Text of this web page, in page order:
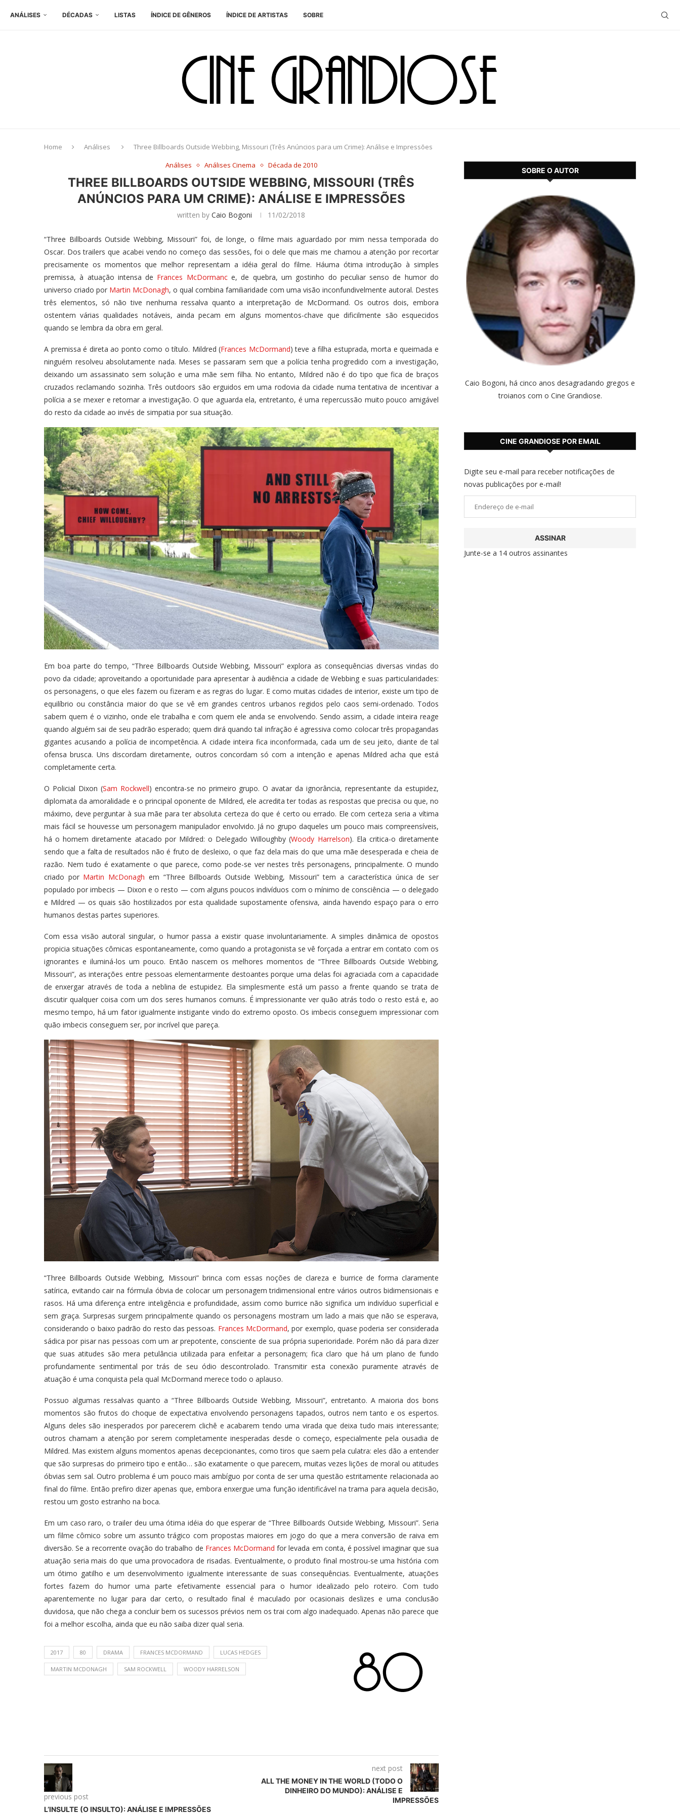
ANÁLISES DÉCADAS LISTAS ÍNDICE DE GÊNEROS ÍNDICE DE ARTISTAS SOBRE
Home Análises
Three Billboards Outside Webbing, Missouri (Três Anúncios para um Crime): Análise e Impressões
Análises
Análises Cinema Década de 2010
THREE BILLBOARDS OUTSIDE WEBBING, MISSOURI (TRÊS
ANÚNCIOS PARA UM CRIME): ANÁLISE E IMPRESSÕES
written byCaio Bogoni 11/02/2018
“Three Billboards Outside Webbing, Missouri” foi, de longe, o filme mais aguardado por mim nessa temporada do
Oscar. Dos trailers que acabei vendo no começo das sessões, foi o dele que mais me chamou a atenção por recortar
precisamente os momentos que melhor representam a idéia geral do filme. Háuma ótima introdução à simples
premissa, à atuação intensa de Frances McDormance, de quebra, um gostinho do peculiar senso de humor do
universo criado por Martin McDonagh, o qual combina familiaridade com uma visão inconfundivelmente autoral. Destes
três elementos, só não tive nenhuma ressalva quanto a interpretação de McDormand. Os outros dois, embora
ostentem várias qualidades notáveis, ainda pecam em alguns momentos-chave que dificilmente são esquecidos
quando se lembra da obra em geral.
A premissa é direta ao ponto como o título. Mildred (Frances McDormand) teve a filha estuprada, morta e queimada e
ninguém resolveu absolutamente nada. Meses se passaram sem que a polícia tenha progredido com a investigação,
deixando um assassinato sem solução e uma mãe sem filha. No entanto, Mildred não é do tipo que fica de braços
cruzados reclamando sozinha. Três outdoors são erguidos em uma rodovia da cidade numa tentativa de incentivar a
polícia a se mexer e retomar a investigação. O que aguarda ela, entretanto, é uma repercussão muito pouco amigável
do resto da cidade ao invés de simpatia por sua situação.
Em boa parte do tempo, “Three Billboards Outside Webbing, Missouri” explora as consequências diversas vindas do
povo da cidade; aproveitando a oportunidade para apresentar à audiência a cidade de Webbing e suas particularidades:
os personagens, o que eles fazem ou fizeram e as regras do lugar. E como muitas cidades de interior, existe um tipo de
equilíbrio ou constância maior do que se vê em grandes centros urbanos regidos pelo caos semi-ordenado. Todos
sabem quem é o vizinho, onde ele trabalha e com quem ele anda se envolvendo. Sendo assim, a cidade inteira reage
quando alguém sai de seu padrão esperado; quem dirá quando tal infração é agressiva como colocar três propagandas
gigantes acusando a polícia de incompetência. A cidade inteira fica inconformada, cada um de seu jeito, diante de tal
ofensa brusca. Uns discordam diretamente, outros concordam só com a intenção e apenas Mildred acha que está
completamente certa.
O Policial Dixon (Sam Rockwell) encontra-se no primeiro grupo. O avatar da ignorância, representante da estupidez,
diplomata da amoralidade e o principal oponente de Mildred, ele acredita ter todas as respostas que precisa ou que, no
máximo, deve perguntar à sua mãe para ter absoluta certeza do que é certo ou errado. Ele com certeza seria a vítima
mais fácil se houvesse um personagem manipulador envolvido. Já no grupo daqueles um pouco mais compreensíveis,
há o homem diretamente atacado por Mildred: o Delegado Willoughby (Woody Harrelson). Ela critica-o diretamente
sendo que a falta de resultados não é fruto de desleixo, o que faz dela mais do que uma mãe desesperada e cheia de
razão. Nem tudo é exatamente o que parece, como pode-se ver nestes três personagens, principalmente. O mundo
criado por Martin McDonagh em “Three Billboards Outside Webbing, Missouri” tem a característica única de ser
populado por imbecis — Dixon e o resto — com alguns poucos indivíduos com o mínimo de consciência — o delegado
e Mildred — os quais são hostilizados por esta qualidade supostamente ofensiva, ainda havendo espaço para o erro
humanos destas partes superiores.
Com essa visão autoral singular, o humor passa a existir quase involuntariamente. A simples dinâmica de opostos
propicia situações cômicas espontaneamente, como quando a protagonista se vê forçada a entrar em contato com os
ignorantes e iluminá-los um pouco. Então nascem os melhores momentos de “Three Billboards Outside Webbing,
Missouri”, as interações entre pessoas elementarmente destoantes porque uma delas foi agraciada com a capacidade
de enxergar através de toda a neblina de estupidez. Ela simplesmente está um passo a frente quando se trata de
discutir qualquer coisa com um dos seres humanos comuns. É impressionante ver quão atrás todo o resto está e, ao
mesmo tempo, há um fator igualmente instigante vindo do extremo oposto. Os imbecis conseguem impressionar com
quão imbecis conseguem ser, por incrível que pareça.
“Three Billboards Outside Webbing, Missouri” brinca com essas noções de clareza e burrice de forma claramente
satírica, evitando cair na fórmula óbvia de colocar um personagem tridimensional entre vários outros bidimensionais e
rasos. Há uma diferença entre inteligência e profundidade, assim como burrice não significa um indivíduo superficial e
sem graça. Surpresas surgem principalmente quando os personagens mostram um lado a mais que não se esperava,
considerando o baixo padrão do resto das pessoas. Frances McDormand, por exemplo, quase poderia ser considerada
sádica por pisar nas pessoas com um ar prepotente, consciente de sua própria superioridade. Porém não dá para dizer
que suas atitudes são mera petulância utilizada para enfeitar a personagem; fica claro que há um plano de fundo
profundamente sentimental por trás de seu ódio descontrolado. Transmitir esta conexão puramente através de
atuação é uma conquista pela qual McDormand merece todo o aplauso.
Possuo algumas ressalvas quanto a “Three Billboards Outside Webbing, Missouri”, entretanto. A maioria dos bons
momentos são frutos do choque de expectativa envolvendo personagens tapados, outros nem tanto e os espertos.
Alguns deles são inesperados por parecerem clichê e acabarem tendo uma virada que deixa tudo mais interessante;
outros chamam a atenção por serem completamente inesperadas desde o começo, especialmente pela ousadia de
Mildred. Mas existem alguns momentos apenas decepcionantes, como tiros que saem pela culatra: eles dão a entender
que são surpresas do primeiro tipo e então… são exatamente o que parecem, muitas vezes lições de moral ou atitudes
óbvias sem sal. Outro problema é um pouco mais ambíguo por conta de ser uma questão estritamente relacionada ao
final do filme. Então prefiro dizer apenas que, embora enxergue uma função identificável na trama para aquela decisão,
restou um gosto estranho na boca.
Em um caso raro, o trailer deu uma ótima idéia do que esperar de “Three Billboards Outside Webbing, Missouri”. Seria
um filme cômico sobre um assunto trágico com propostas maiores em jogo do que a mera conversão de raiva em
diversão. Se a recorrente ovação do trabalho de Frances McDormand for levada em conta, é possível imaginar que sua
atuação seria mais do que uma provocadora de risadas. Eventualmente, o produto final mostrou-se uma história com
um ótimo gatilho e um desenvolvimento igualmente interessante de suas consequências. Eventualmente, atuações
fortes fazem do humor uma parte efetivamente essencial para o humor idealizado pelo roteiro. Com tudo
aparentemente no lugar para dar certo, o resultado final é maculado por ocasionais deslizes e uma conclusão
duvidosa, que não chega a concluir bem os sucessos prévios nem os trai com algo inadequado. Apenas não parece que
foi a melhor escolha, ainda que eu não saiba dizer qual seria.
2017 80 DRAMA FRANCES MCDORMAND LUCAS HEDGES
MARTIN MCDONAGH SAM ROCKWELL WOODY HARRELSON
previous post
L’INSULTE (O INSULTO): ANÁLISE E IMPRESSÕES
next post
ALL THE MONEY IN THE WORLD (TODO O
DINHEIRO DO MUNDO): ANÁLISE E
IMPRESSÕES
SOBRE O AUTOR
Caio Bogoni, há cinco anos desagradando gregos e
troianos com o Cine Grandiose.
CINE GRANDIOSE POR EMAIL
Digite seu e-mail para receber notificações de
novas publicações por e-mail!
Endereço
ASSINAR
Junte-se a 14 outros assinantes